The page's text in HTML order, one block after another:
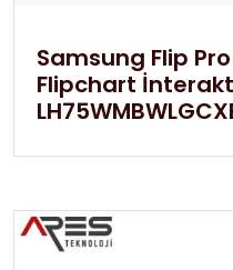
Samsung Flip
Flipchart